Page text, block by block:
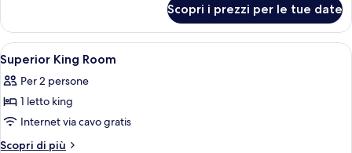
with
Harbor
View
King
Room
with
Harbor
View
Scopri i prezzi per le tue date
Apri
tutte
le
foto
per
Superior
Biancheria da letto di alta qualità,
3
Superior King Room
Per 2 persone
1 letto king
Internet via cavo gratis
Scopri di più
Altri